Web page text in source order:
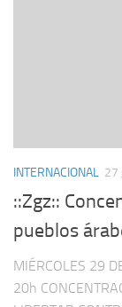
INTERNACIONAL 27
::Zgz::
pueblos
MIÉRCOLES 29
20h